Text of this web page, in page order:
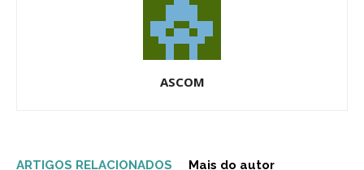
ASCOM
ARTIGOS RELACIONADOS Mais do autor